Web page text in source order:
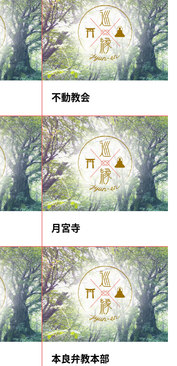
不動教会
月宮寺
本良弁教本部